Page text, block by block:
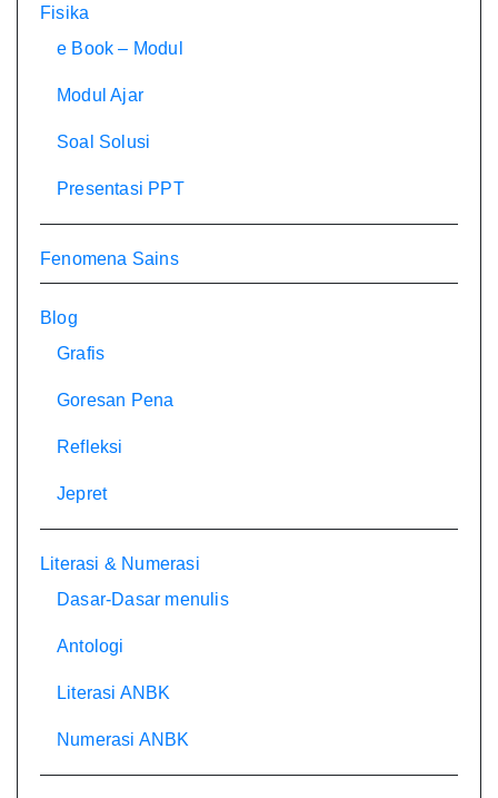
Fisika
e Book – Modul
Modul Ajar
Soal Solusi
Presentasi PPT
Fenomena Sains
Blog
Grafis
Goresan Pena
Refleksi
Jepret
Literasi & Numerasi
Dasar-Dasar menulis
Antologi
Literasi ANBK
Numerasi ANBK